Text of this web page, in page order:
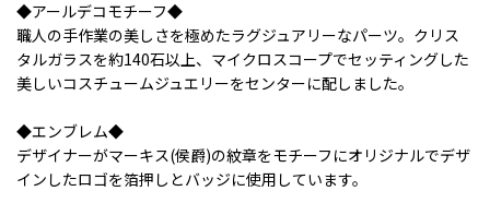
◆アールデコモチーフ◆
職人の手作業の美しさを極めたラグジュアリーなパーツ。クリス
タルガラスを約140石以上、マイクロスコープでセッティングした
美しいコスチュームジュエリーをセンターに配しました。
◆エンブレム◆
デザイナーがマーキス(侯爵)の紋章をモチーフにオリジナルでデザ
インしたロゴを箔押しとバッジに使用しています。